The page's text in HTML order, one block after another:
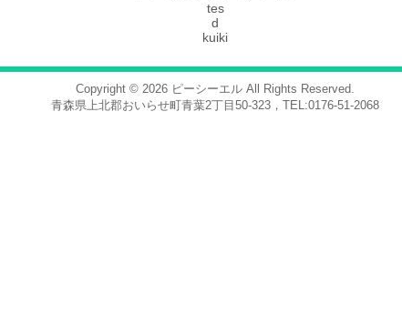
tes
d
kuiki
Copyright © 2026 ピーシーエル All Rights Reserved.
青森県上北郡おいらせ町青葉2丁目50-323，TEL:0176-51-2068